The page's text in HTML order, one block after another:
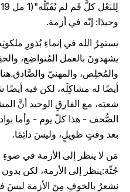
وحيدًا: إنّه في أزمة.
يستمِرُ الله في إنماءِ بُذورِ
يشهدونَ بالعمل المُتواضِع،
والمُخلِص، والمهنيّ
أيضًا له مشاكِلَه، لكن فيه
شعبَه، مع الفارقِ الوحيد أنَّ
الصُّحف - هذا كلّ يوم - وأما
بعد وقتٍ طويلٍ، وليسَ دائِمًا.
مَن لا ينظر إلى الأزمة في ضوءِ
جُثّة:ينظر إلى الأزمة، لكن بدون
نشعرُ بالخوفِ مِنَ الأزمة ليسَ